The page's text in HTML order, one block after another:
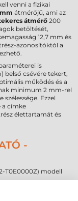
venni a fizikai
átmérőjű, ami az
átmérő 200
betöltését,
12,7 mm és
azonosítóktól a
is
belső csévére tekert,
működés és a
minimum 2 mm-rel
Ezzel
a címke
élettartamát és
-
T0E0000Z) modell